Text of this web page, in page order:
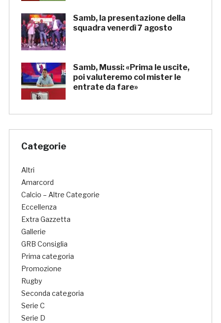
Samb, la presentazione della
squadra venerdì 7 agosto
Samb, Mussi: «Prima le uscite,
poi valuteremo col mister le
entrate da fare»
Categorie
Altri
Amarcord
Calcio – Altre Categorie
Eccellenza
Extra Gazzetta
Gallerie
GRB Consiglia
Prima categoria
Promozione
Rugby
Seconda categoria
Serie C
Serie D